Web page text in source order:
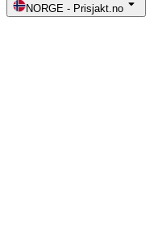
NORGE - Prisjakt.no